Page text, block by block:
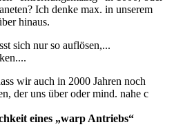
Ich denke max. in unserem
hinaus.
sich nur so auflösen,...
wir auch in 2000 Jahren noch
der uns über oder mind. nahe c
eines „warp Antriebs“